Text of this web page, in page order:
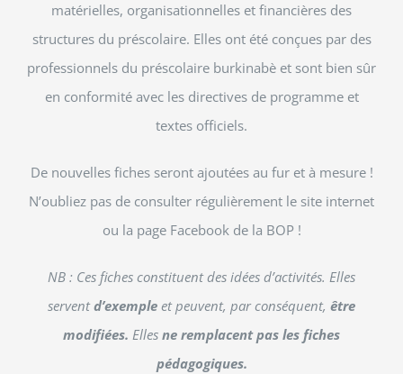
matérielles, organisationnelles et financières des
structures du préscolaire. Elles ont été conçues par des
professionnels du préscolaire burkinabè et sont bien sûr
en conformité avec les directives de programme et
textes officiels.
De nouvelles fiches seront ajoutées au fur et à mesure !
N’oubliez pas de consulter régulièrement le site internet
ou la page Facebook de la BOP !
NB : Ces fiches constituent des idées d’activités. Elles
serventd’exemple et peuvent, par conséquent, être
modifiées. Elles ne remplacent pas les fiches
pédagogiques.